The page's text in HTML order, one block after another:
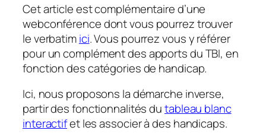
Cet article est complémentaire d’une
webconférence dont vous pourrez trouver
le verbatimici. Vous pourrez vous y référer
pour un complément des apports du TBI, en
fonction des catégories de handicap.
Ici, nous proposons la démarche inverse,
partir des fonctionnalités dutableau blanc
interactifet les associer à des handicaps.